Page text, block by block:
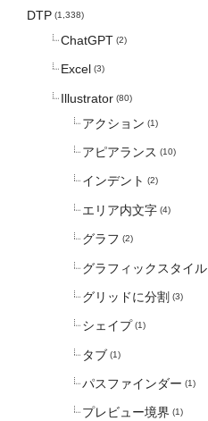
DTP (1,338)
ChatGPT (2)
Excel (3)
Illustrator (80)
アクション (1)
アピアランス (10)
インデント (2)
エリア内文字 (4)
グラフ (2)
グラフィックスタイル
グリッドに分割 (3)
シェイプ (1)
タブ (1)
パスファインダー (1)
プレビュー境界 (1)